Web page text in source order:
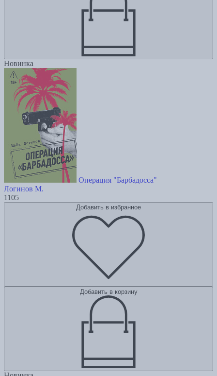
Новинка
Операция "Барбадосса"
Логинов М.
1105
Добавить в избранное
Добавить в корзину